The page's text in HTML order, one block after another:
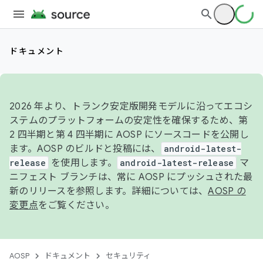
ドキュメント
2026 年より、トランク安定版開発モデルに沿ってエコシ
ステムのプラットフォームの安定性を確保するため、第
2 四半期と第 4 四半期に AOSP にソースコードを公開し
ます。AOSP のビルドと投稿には、
android-latest-
release
を使用します。 android-latest-release
マ
ニフェスト ブランチは、常に AOSP にプッシュされた最
新のリリースを参照します。詳細については、AOSP の
変更点をご覧ください。
AOSP ドキュメント セキュリティ